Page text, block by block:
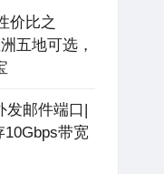
价比之
五地可选，
发邮件端口|
10Gbps带宽